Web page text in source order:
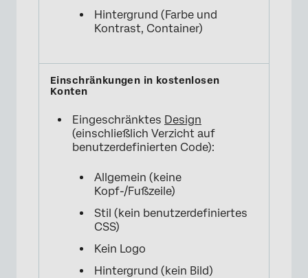
Hintergrund (Farbe und
Kontrast, Container)
Eingeschränktes Design
(einschließlich Verzicht auf
benutzerdefinierten Code):
Allgemein (keine
Kopf-/Fußzeile)
Stil (kein benutzerdefiniertes
CSS)
Kein Logo
Hintergrund (kein Bild)